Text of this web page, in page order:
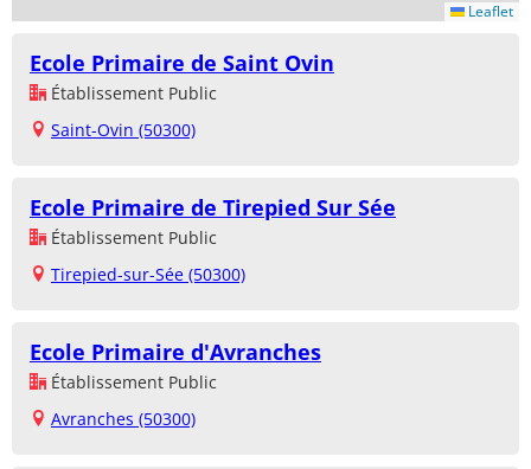
Leaflet
Ecole Primaire de Saint Ovin
Établissement Public
Saint-Ovin (50300)
Ecole Primaire de Tirepied Sur Sée
Établissement Public
Tirepied-sur-Sée (50300)
Ecole Primaire d'Avranches
Établissement Public
Avranches (50300)